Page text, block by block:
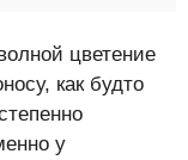
цветение
как будто
у